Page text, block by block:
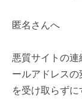
匿名さんへ
悪質サイトの
ールアドレス
を受け取らずに